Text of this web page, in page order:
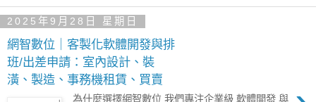
2025年9月28日 星期日
網智數位｜客製化軟體開發與排
班/出差申請：室內設計、裝
潢、製造、事務機租賃、買賣
為什麼選擇網智數位 我們專注企業級 軟體開發 與